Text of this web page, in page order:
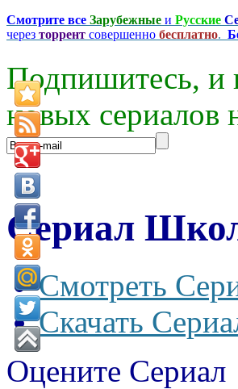
Смотрите все Зарубежные и Русские
через торрент совершенно бесплатно.
Подпишитесь, и
новых сериалов
Сериал
Смотреть
Скачать
Оцените Сериал